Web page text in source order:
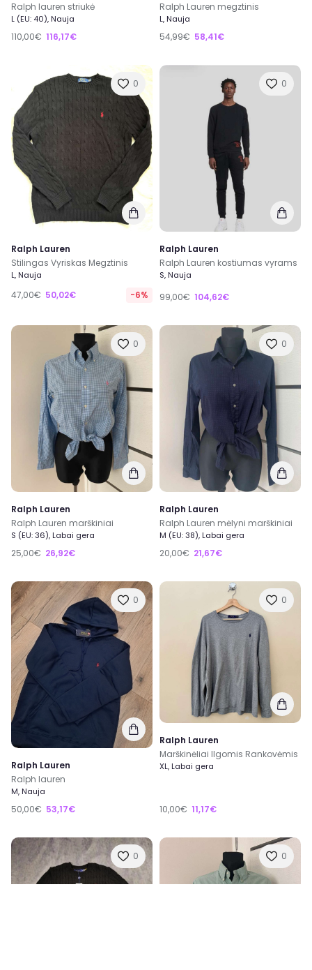
Ralph lauren striukė
L (EU: 40), Nauja
110,00€ 116,17€
Ralph Lauren megztinis
L, Nauja
54,99€ 58,41€
0
Ralph Lauren
Stilingas Vyriskas Megztinis
L, Nauja
47,00€ 50,02€ -6%
0
Ralph Lauren
Ralph Lauren kostiumas vyrams
S, Nauja
99,00€ 104,62€
0
Ralph Lauren
Ralph Lauren marškiniai
S (EU: 36), Labai gera
25,00€ 26,92€
0
Ralph Lauren
Ralph Lauren mėlyni marškiniai
M (EU: 38), Labai gera
20,00€ 21,67€
0
Ralph Lauren
Ralph lauren
M, Nauja
50,00€ 53,17€
0
Ralph Lauren
Marškinėliai Ilgomis Rankovėmis
XL, Labai gera
10,00€ 11,17€
0 0